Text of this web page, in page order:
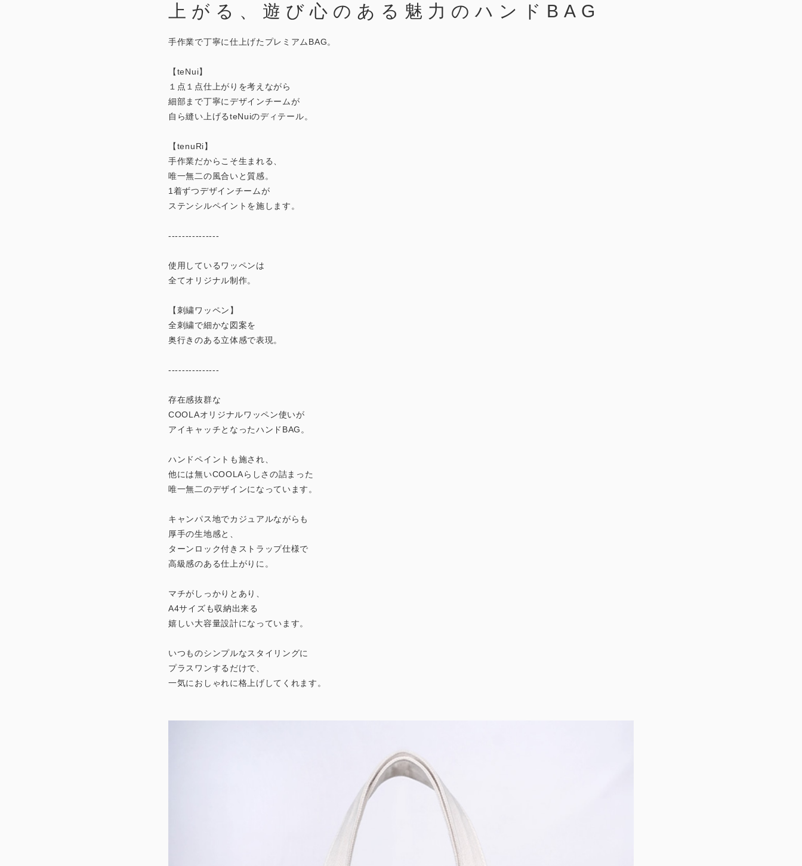
上がる、遊び心のある魅力のハンドBAG
手作業で丁寧に仕上げたプレミアムBAG。
【teNui】
１点１点仕上がりを考えながら
細部まで丁寧にデザインチームが
自ら縫い上げるteNuiのディテール。
【tenuRi】
手作業だからこそ生まれる、
唯一無二の風合いと質感。
1着ずつデザインチームが
ステンシルペイントを施します。
---------------
使用しているワッペンは
全てオリジナル制作。
【刺繍ワッペン】
全刺繍で細かな図案を
奥行きのある立体感で表現。
---------------
存在感抜群な
COOLAオリジナルワッペン使いが
アイキャッチとなったハンドBAG。
ハンドペイントも施され、
他には無いCOOLAらしさの詰まった
唯一無二のデザインになっています。
キャンパス地でカジュアルながらも
厚手の生地感と、
ターンロック付きストラップ仕様で
高級感のある仕上がりに。
マチがしっかりとあり、
A4サイズも収納出来る
嬉しい大容量設計になっています。
いつものシンプルなスタイリングに
プラスワンするだけで、
一気におしゃれに格上げしてくれます。